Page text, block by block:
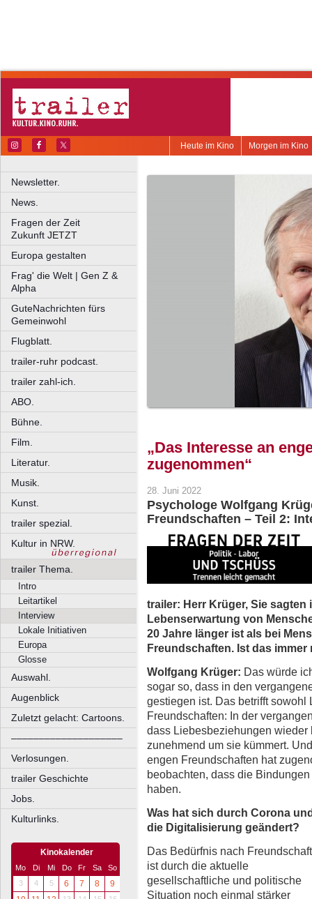
Morgen im Kino
Heute im Kino
Newsletter.
News.
Fragen der Zeit
Zukunft JETZT
Europa gestalten
Frag' die Welt | Gen Z &
Alpha
GuteNachrichten fürs
Gemeinwohl
Flugblatt.
trailer-ruhr podcast.
trailer zahl-ich.
ABO.
Bühne.
Film.
Literatur.
Musik.
Kunst.
trailer spezial.
Kultur in NRW.
trailer Thema.
Intro
Leitartikel
Interview
Lokale Initiativen
Europa
Glosse
Auswahl.
Augenblick
Zuletzt gelacht: Cartoons.
––––––––––––––––––––
Verlosungen.
trailer Geschichte
Jobs.
Kulturlinks.
Kinokalender
Mo Di Mi Do Fr Sa
So
3
4 5 6 7 8
9
„Das Interesse an
zugenommen“
28. Juni 2022
Psychologe Wolfgang
Freundschaften – Teil 2:
trailer: Herr Krüger, Sie sagten
Lebenserwartung von
20 Jahre länger ist als bei
Freundschaften. Ist das immer
Wolfgang Krüger: Das würde
sogar so, dass in den
gestiegen ist. Das betrifft
Freundschaften: In der
dass Liebesbeziehungen
zunehmend um sie kümmert.
engen Freundschaften hat
beobachten, dass die
haben.
Was hat sich durch Corona
die Digitalisierung geändert?
Das Bedürfnis nach
ist durch die aktuelle
gesellschaftliche und politische
Situation noch einmal stärker